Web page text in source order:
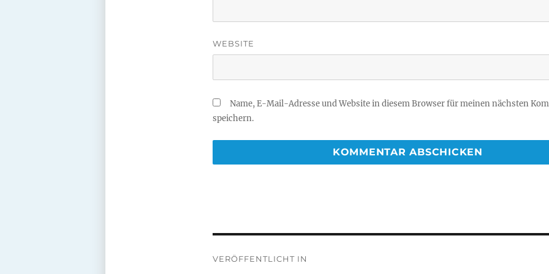
WEBSITE
Name, E-Mail-Adresse und Website in diesem Browser für meinen nächsten
speichern.
Beitragsnavigation
VERÖFFENTLICHT IN